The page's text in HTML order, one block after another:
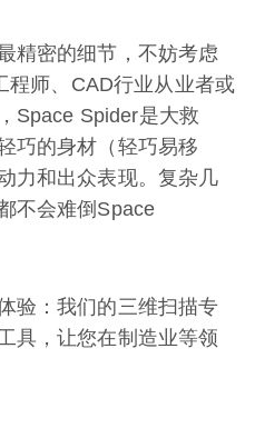
精密的细节，不妨考虑
程师、CAD行业从业者或
Space Spider是大救
巧的身材（轻巧易移
力和出众表现。复杂几
不会难倒Space
验：我们的三维扫描专
具，让您在制造业等领